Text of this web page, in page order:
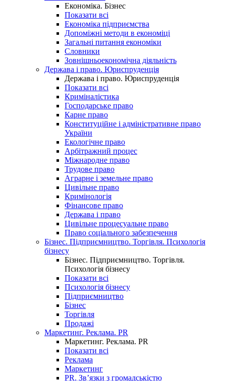
Економіка. Бізнес
Показати всі
Економіка підприємства
Допоміжні методи в економіці
Загальні питання економіки
Словники
Зовнішньоекономічна діяльність
Держава і право. Юриспруденція
Держава і право. Юриспруденція
Показати всі
Криміналістика
Господарське право
Карне право
Конституційне і адміністративне право
України
Екологічне право
Арбітражний процес
Міжнародне право
Трудове право
Аграрне і земельне право
Цивільне право
Кримінологія
Фінансове право
Держава і право
Цивільне процесуальне право
Право соціального забезпечення
Бізнес. Підприємництво. Торгівля. Психологія
бізнесу
Бізнес. Підприємництво. Торгівля.
Психологія бізнесу
Показати всі
Психологія бізнесу
Підприємництво
Бізнес
Торгівля
Продажі
Маркетинг. Реклама. PR
Маркетинг. Реклама. PR
Показати всі
Реклама
Маркетинг
PR. Зв’язки з громадськістю